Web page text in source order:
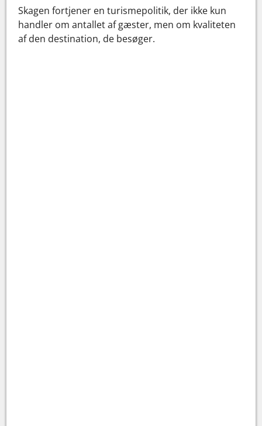
Skagen fortjener en turismepolitik, der ikke kun
handler om antallet af gæster, men om kvaliteten
af den destination, de besøger.